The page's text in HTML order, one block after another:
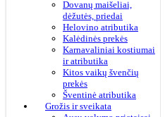
Dovanų maišeliai,
dėžutės, priedai
Helovino atributika
Kalėdinės prekės
Karnavaliniai kostiumai
ir atributika
Kitos vaikų švenčių
prekės
Šventinė atributika
Grožis ir sveikata